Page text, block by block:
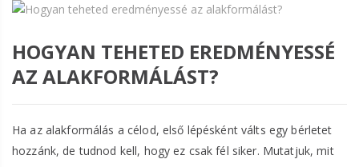
HOGYAN TEHETED EREDMÉNYESSÉ
AZ ALAKFORMÁLÁST?
Ha az alakformálás a célod, első lépésként válts egy bérletet
hozzánk, de tudnod kell, hogy ez csak fél siker. Mutatjuk, mit